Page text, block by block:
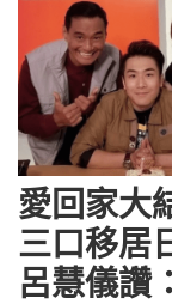
愛回家大
三口移居
呂慧儀讚